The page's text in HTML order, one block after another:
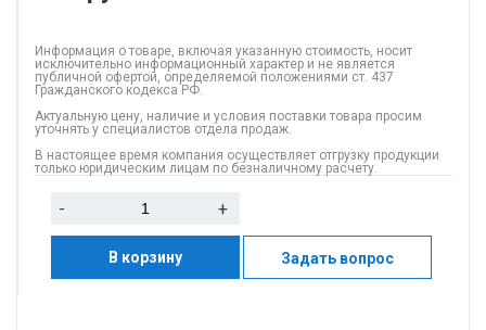
Информация о товаре, включая указанную стоимость, носит
исключительно информационный характер и не является
публичной офертой, определяемой положениями ст. 437
Гражданского кодекса РФ.
Актуальную цену, наличие и условия поставки товара просим
уточнять у специалистов отдела продаж.
В настоящее время компания осуществляет отгрузку продукции
только юридическим лицам по безналичному расчету.
- +
В корзину Задать вопрос